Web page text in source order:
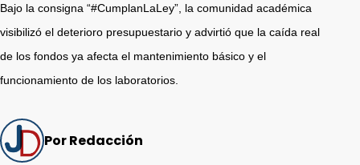
Bajo la consigna “#CumplanLaLey”, la comunidad académica
visibilizó el deterioro presupuestario y advirtió que la caída real
de los fondos ya afecta el mantenimiento básico y el
funcionamiento de los laboratorios.
Por Redacción